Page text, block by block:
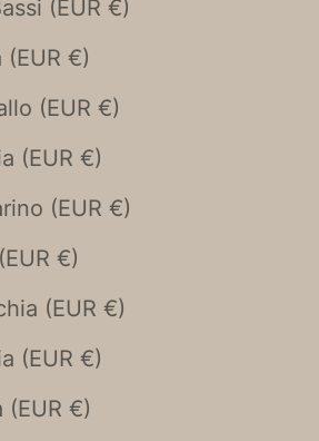
Paesi Bassi (EUR €)
Polonia (EUR €)
Portogallo (EUR €)
Romania (EUR €)
San Marino (EUR €)
Serbia (EUR €)
Slovacchia (EUR €)
Slovenia (EUR €)
Spagna (EUR €)